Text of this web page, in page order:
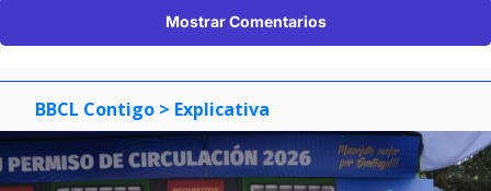
Mostrar Comentarios
BBCL Contigo > Explicativa